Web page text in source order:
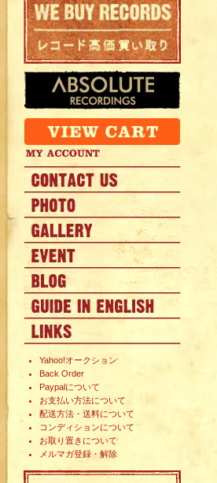
Yahoo!オークション
Back Order
Paypalについて
お支払い方法について
配送方法・送料について
コンディションについて
お取り置きについて
メルマガ登録・解除